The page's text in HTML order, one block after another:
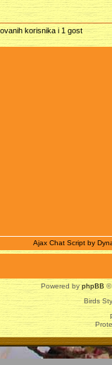
korisnika i 1 gost
Ajax Chat Script by
Powered byphpBB ©
Birds